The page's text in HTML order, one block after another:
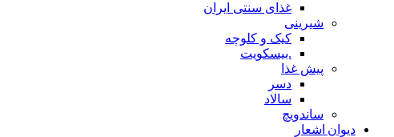
غذای سنتی ایران
شیرینی
کیک و کلوچه
.بیسکویت
پیش غذا
دسر
سالاد
ساندویچ
دیوان اشعار